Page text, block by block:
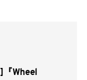
Wheel